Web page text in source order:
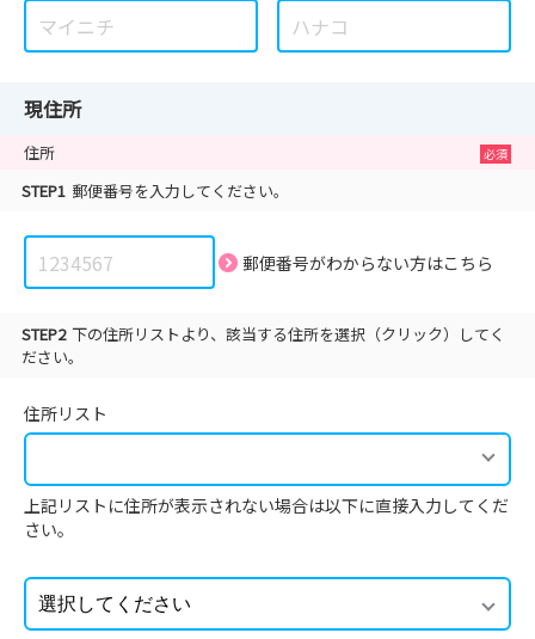
現住所
住所
STEP1 郵便番号を入力してください。
郵便番号がわからない方はこちら
STEP2 下の住所リストより、該当する住所を選択（クリック）してく
ださい。
住所リスト
上記リストに住所が表示されない場合は以下に直接入力してくだ
さい。